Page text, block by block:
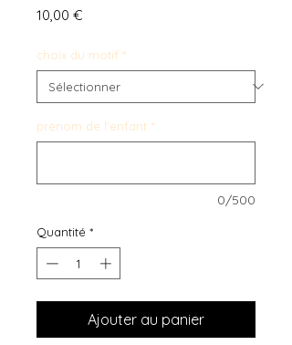
10,00 €
choix du motif *
prénom de l'enfant *
0/500
Quantité *
Ajouter au panier